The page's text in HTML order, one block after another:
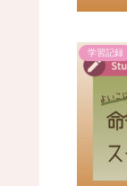
学習記録